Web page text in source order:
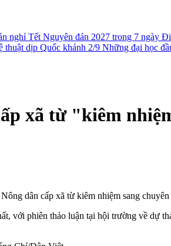
nghỉ Tết Nguyên đán 2027 trong 7 ngày
thuật dịp Quốc khánh 2/9 Những đại học
xã từ "kiêm
dân cấp xã từ kiêm nhiệm sang chuyên
với phiên thảo luận tại hội trường về dự